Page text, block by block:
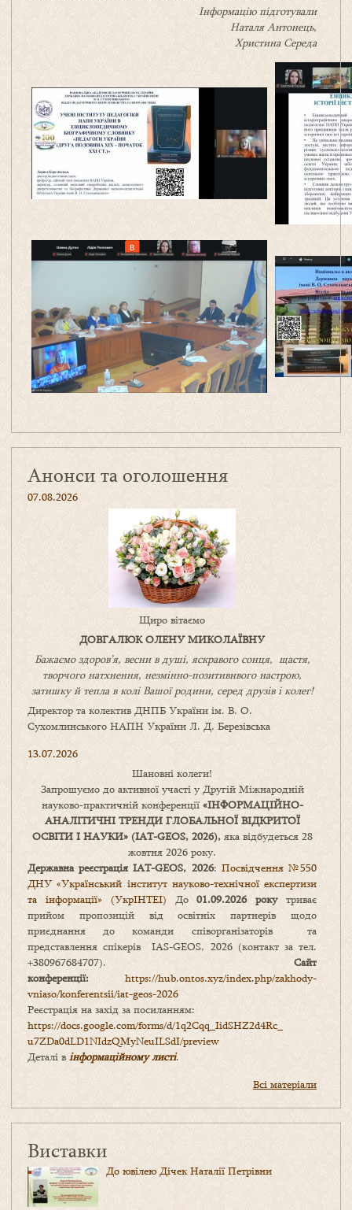
Інформацію підготували
Наталя Антонець,
Христина Середа
Анонси та оголошення
07.08.2026
Щиро вітаємо
ДОВГАЛЮК ОЛЕНУ МИКОЛАЇВНУ
Бажаємо здоров’я, весни в душі, яскравого сонця, щастя,
творчого натхнення, незмінно-позитивнвого настрою,
затишкуйтепла в коліВашоїродини, серед друзів і колег!
Директор та колектив ДНПБ України ім. В. О.
Сухомлинського НАПН України Л. Д. Березівська
13.07.2026
Шановні колеги!
Запрошуємо до активної участі у Другій Міжнародній
науково-практичній конференції «ІНФОРМАЦІЙНО-
АНАЛІТИЧНІ ТРЕНДИ ГЛОБАЛЬНОЇ ВІДКРИТОЇ
ОСВІТИ І НАУКИ» (IAT-GEOS, 2026),яка відбудеться 28
жовтня 2026 року.
Державна реєстрація IAT-GEOS, 2026: Посвідчення №550
ДНУ «Український інститут науково-технічної експертизи
та інформації» (УкрІНТЕІ) До01.09.2026 рокутриває
прийом пропозицій від освітніх партнерів щодо
приєднання до команди співорганізаторів та
представлення спікерів IAS-GEOS, 2026 (контакт за тел.
+380967684707). Сайт
конференції: https://hub.ontos.xyz/index.php/zakhody-
vniaso/konferentsii/iat-geos-2026
Реєстрація на захід за посиланням:
https://docs.google.com/forms/d/1q2Cqq_IidSHZ2d4Rc_
u7ZDa0dLD1NIdzQMyNeuILSdI/preview
Деталі в інформаційному листі.
Всі матеріали
Виставки
До ювілею Дічек Наталії Петрівни